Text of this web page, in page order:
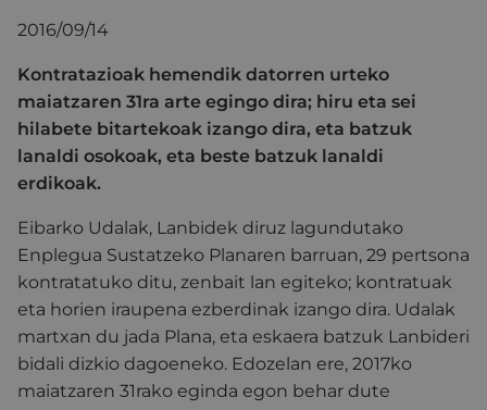
2016/09/14
Kontratazioak hemendik datorren urteko
maiatzaren 31ra arte egingo dira; hiru eta sei
hilabete bitartekoak izango dira, eta batzuk
lanaldi osokoak, eta beste batzuk lanaldi
erdikoak.
Eibarko Udalak, Lanbidek diruz lagundutako
Enplegua Sustatzeko Planaren barruan, 29 pertsona
kontratatuko ditu, zenbait lan egiteko; kontratuak
eta horien iraupena ezberdinak izango dira. Udalak
martxan du jada Plana, eta eskaera batzuk Lanbideri
bidali dizkio dagoeneko. Edozelan ere, 2017ko
maiatzaren 31rako eginda egon behar dute